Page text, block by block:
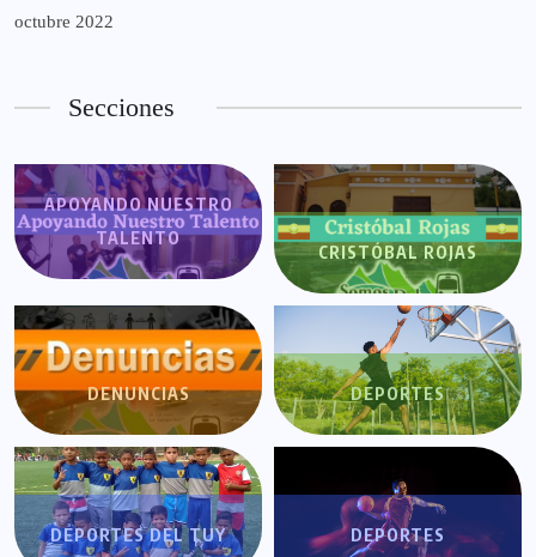
octubre 2022
Secciones
APOYANDO NUESTRO
TALENTO
CRISTÓBAL ROJAS
DENUNCIAS DEPORTES
DEPORTES DEL TUY
DEPORTES